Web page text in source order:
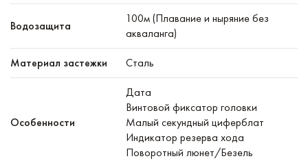
Водозащита
100м (Плавание и ныряние без
акваланга)
Материал застежки Сталь
Особенности
Дата
Винтовой фиксатор головки
Малый секундный циферблат
Индикатор резерва хода
Поворотный люнет/Безель